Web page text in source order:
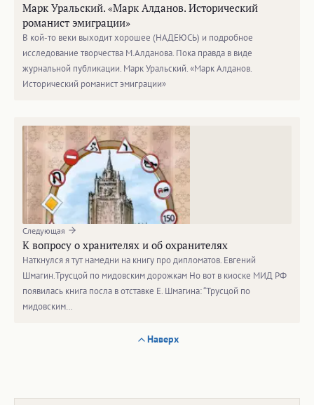
Марк Уральский. «Марк Алданов. Исторический
романист эмиграции»
В кой-то веки выходит хорошее (НАДЕЮСЬ) и подробное
исследование творчества М.Алданова. Пока правда в виде
журнальной публикации. Марк Уральский. «Марк Алданов.
Исторический романист эмиграции»
Следующая
К вопросу о хранителях и об охранителях
Наткнулся я тут намедни на книгу про дипломатов. Евгений
Шмагин.Трусцой по мидовским дорожкам Но вот в киоске МИД РФ
появилась книга посла в отставке Е. Шмагина: “Трусцой по
мидовским…
Наверх